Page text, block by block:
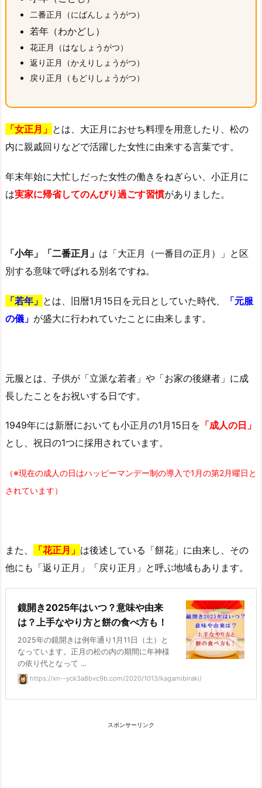
二番正月（にばんしょうがつ）
若年（わかどし）
花正月（はなしょうがつ）
返り正月（かえりしょうがつ）
戻り正月（もどりしょうがつ）
「女正月」 とは、大正月におせち料理を用意したり、松の
内に親戚回りなどで活躍した女性に由来する言葉です。
年末年始に大忙しだった女性の働きをねぎらい、小正月に
は実家に帰省してのんびり過ごす習慣がありました。
「小年」「二番正月」 は「大正月（一番目の正月）」と区
別する意味で呼ばれる別名ですね。
「若年」 とは、旧暦1月15日を元日としていた時代、
「元服
の儀」 が盛大に行われていたことに由来します。
元服とは、子供が「立派な若者」や「お家の後継者」に成
長したことをお祝いする日です。
1949年には新暦においても小正月の1月15日を 「成人の日」
とし、祝日の1つに採用されています。
（※現在の成人の日はハッピーマンデー制の導入で1月の第2月曜日と
されています）
また、 「花正月」 は後述している「餅花」に由来し、その
他にも「返り正月」「戻り正月」と呼ぶ地域もあります。
鏡開き2025年はいつ？意味や由来
は？上手なやり方と餅の食べ方も！
2025年の鏡開きは例年通り1月11日（土）と
なっています。正月の松の内の期間に年神様
の依り代となって ...
https://xn--yck3a8bvc9b.com/2020/1013/kagamibiraki/
スポンサーリンク